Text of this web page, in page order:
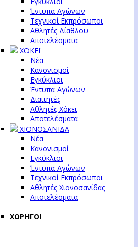
Έντυπα Αγώνων
Τεχνικοί Εκπρόσωποι
Αθλητές Δίαθλου
Αποτελέσματα
ΧΟΚΕΪ
Νέα
Κανονισμοί
Εγκύκλιοι
Έντυπα Αγώνων
Διαιτητές
Αθλητές Χόκεϊ
Αποτελέσματα
ΧΙΟΝΟΣΑΝΙΔΑ
Νέα
Κανονισμοί
Εγκύκλιοι
Έντυπα Αγώνων
Τεχνικοί Εκπρόσωποι
Αθλητές Χιονοσανίδας
Αποτελέσματα
ΧΟΡΗΓΟΙ